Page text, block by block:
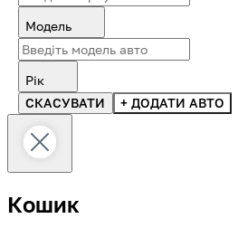
Модель
Рік
СКАСУВАТИ
+ ДОДАТИ АВТО
Кошик